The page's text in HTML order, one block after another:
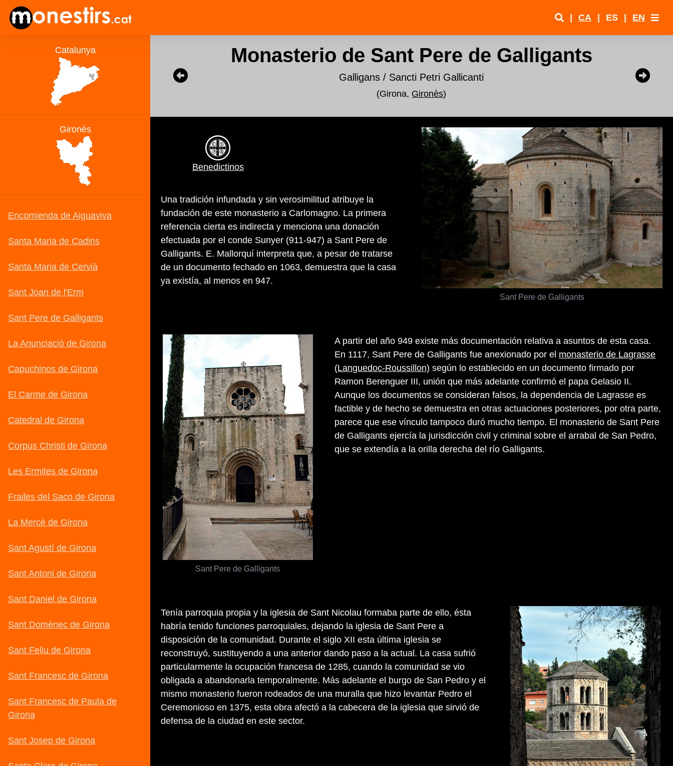
| CA | ES | EN
Monasterio de Sant Pere de Galligants
Galligans / Sancti Petri Gallicanti
(Girona, Gironès)
Sant Pere de Galligants
Benedictinos
Una tradición infundada y sin verosimilitud atribuye la
fundación de este monasterio a Carlomagno. La primera
referencia cierta es indirecta y menciona una donación
efectuada por el conde Sunyer (911-947) a Sant Pere de
Galligants. E. Mallorquí interpreta que, a pesar de tratarse
de un documento fechado en 1063, demuestra que la casa
ya existía, al menos en 947.
Sant Pere de Galligants
A partir del año 949 existe más documentación relativa a asuntos de esta casa.
En 1117, Sant Pere de Galligants fue anexionado por el monasterio de Lagrasse
(Languedoc-Roussillon) según lo establecido en un documento firmado por
Ramon Berenguer III, unión que más adelante confirmó el papa Gelasio II.
Aunque los documentos se consideran falsos, la dependencia de Lagrasse es
factible y de hecho se demuestra en otras actuaciones posteriores, por otra parte,
parece que ese vínculo tampoco duró mucho tiempo. El monasterio de Sant Pere
de Galligants ejercía la jurisdicción civil y criminal sobre el arrabal de San Pedro,
que se extendía a la orilla derecha del río Galligants.
Tenía parroquia propia y la iglesia de Sant Nicolau formaba parte de ello, ésta
habría tenido funciones parroquiales, dejando la iglesia de Sant Pere a
disposición de la comunidad. Durante el siglo XII esta última iglesia se
reconstruyó, sustituyendo a una anterior dando paso a la actual. La casa sufrió
particularmente la ocupación francesa de 1285, cuando la comunidad se vio
obligada a abandonarla temporalmente. Más adelante el burgo de San Pedro y el
mismo monasterio fueron rodeados de una muralla que hizo levantar Pedro el
Ceremonioso en 1375, esta obra afectó a la cabecera de la iglesia que sirvió de
defensa de la ciudad en este sector.